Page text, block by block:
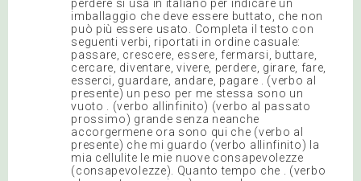
perdere si usa in italiano per indicare un
imballaggio che deve essere buttato, che non
può più essere usato. Completa il testo con
seguenti verbi, riportati in ordine casuale:
passare, crescere, essere, fermarsi, buttare,
cercare, diventare, vivere, perdere, girare, fare,
esserci, guardare, andare, pagare . (verbo al
presente) un peso per me stessa sono un
vuoto . (verbo allinfinito) (verbo al passato
prossimo) grande senza neanche
accorgermene ora sono qui che (verbo al
presente) che mi guardo (verbo allinfinito) la
mia cellulite le mie nuove consapevolezze
(consapevolezze). Quanto tempo che . (verbo